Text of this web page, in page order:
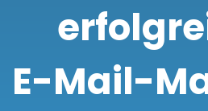
E-Mail-